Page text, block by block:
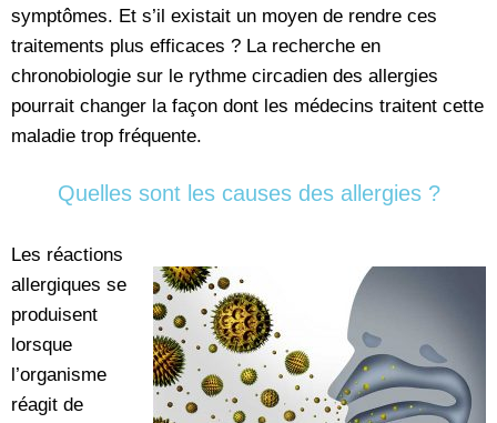
symptômes. Et s’il existait un moyen de rendre ces
traitements plus efficaces ? La recherche en
chronobiologie sur le rythme circadien des allergies
pourrait changer la façon dont les médecins traitent cette
maladie trop fréquente.
Quelles sont les causes des allergies ?
Les réactions
allergiques se
produisent
lorsque
l’organisme
réagit de